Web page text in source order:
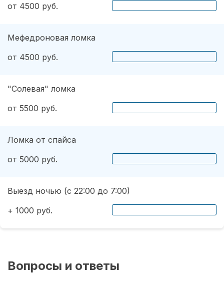
от 4500 руб.
Мефедроновая ломка
от 4500 руб.
"Солевая" ломка
от 5500 руб.
Ломка от спайса
от 5000 руб.
Выезд ночью (с 22:00 до 7:00)
+ 1000 руб.
Вопросы и ответы